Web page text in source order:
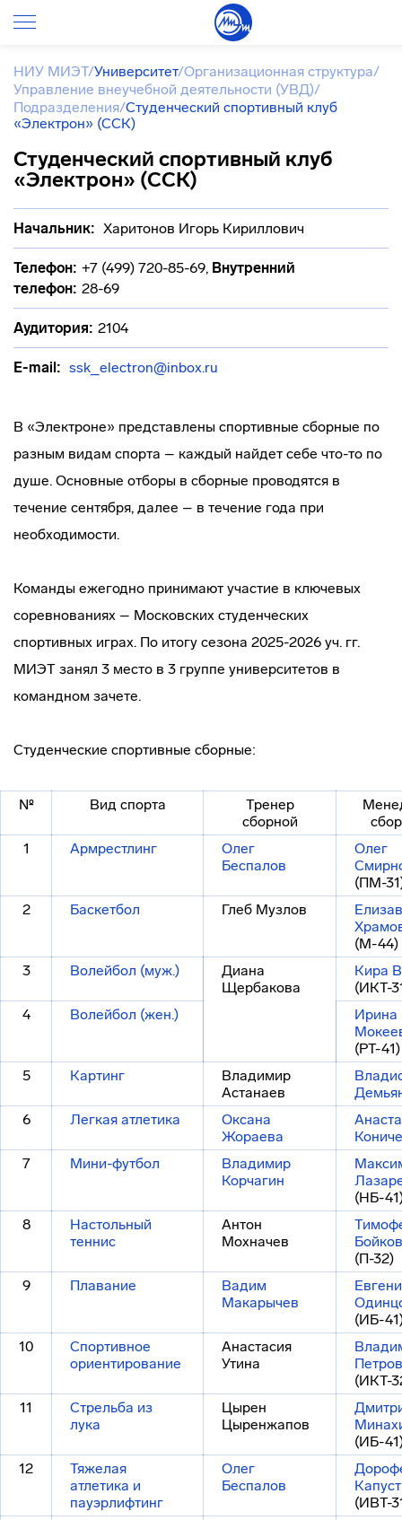
НИУ МИЭТ/Университет/Организационная структура/
Управление внеучебной деятельности (УВД)/
Подразделения/Студенческий спортивный клуб
«Электрон» (ССК)
Студенческий спортивный клуб
«Электрон» (ССК)
Начальник: Харитонов Игорь Кириллович
Телефон: +7 (499) 720-85-69, Внутренний
телефон: 28-69
Аудитория: 2104
E-mail: ssk_electron@inbox.ru
В «Электроне» представлены спортивные сборные по
разным видам спорта – каждый найдет себе что-то по
душе. Основные отборы в сборные проводятся в
течение сентября, далее – в течение года при
необходимости.
Команды ежегодно принимают участие в ключевых
соревнованиях – Московских студенческих
спортивных играх. По итогу сезона 2025-2026 уч. гг.
МИЭТ занял 3 место в 3 группе университетов в
командном зачете.
Студенческие спортивные сборные:
№ Вид спорта
Тренер
сборной
1
Армрестлинг
Олег
Беспалов
Олег
(ПМ-
2
Баскетбол Глеб Музлов
(М-44)
3
Волейбол (муж.)
Диана
Щербакова
Кира
(ИКТ-
4
Волейбол (жен.)
Ирина
(РТ-41)
5
Картинг
Владимир
Астанаев
6
Легкая атлетика
Оксана
Жораева
7
Мини-футбол
Владимир
Корчагин
(НБ-
8
Настольный
теннис
Антон
Мохначев
Бойков
(П-32)
9
Плавание
Вадим
Макарычев
(ИБ-
10
Спортивное
ориентирование
Анастасия
Утина
Петров
(ИКТ-
11
Стрельба из
лука
Цырен
Цыренжапов
(ИБ-
12
Тяжелая
атлетика и
пауэрлифтинг
Олег
Беспалов
(ИВТ-